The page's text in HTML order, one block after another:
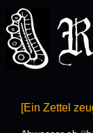
[Ein Zettel